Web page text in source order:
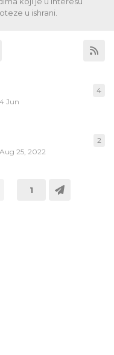
u ishrani.
4 Jun
4
Aug 25, 2022
2